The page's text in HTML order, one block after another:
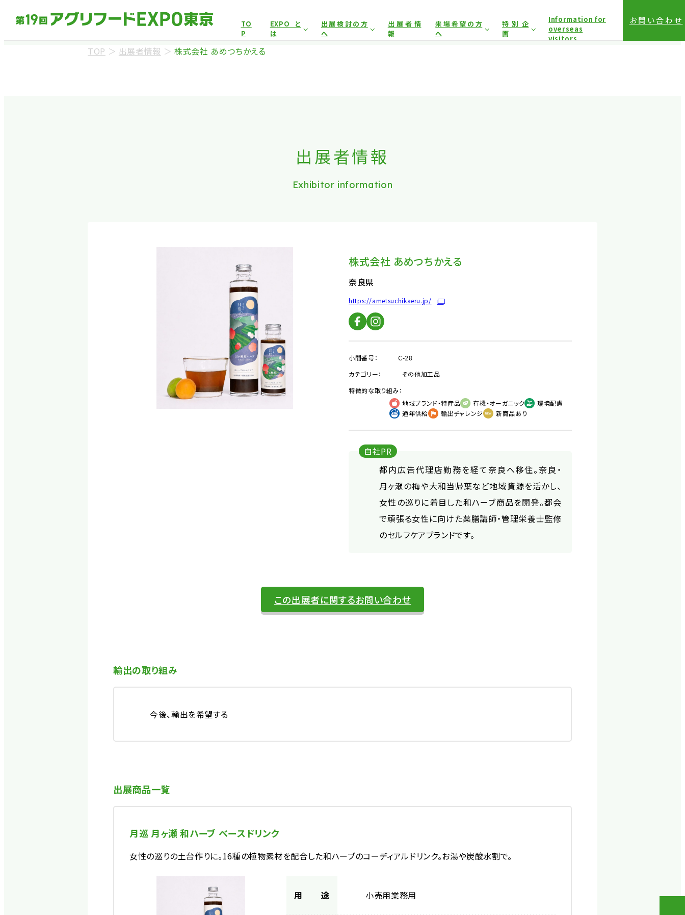
TO
P
EXPOと
は
出展検討の方
へ
出展者情
報
来場希望の方
へ
特別企
画
Information for
overseas
visitors
お問い合わせ
展示会場への入場には来場登録が必要です。
TOP ＞ 出展者情報 ＞ 株式会社 あめつちかえる
出展者情報
Exhibitor information
株式会社 あめつちかえる
奈良県
https://ametsuchikaeru.jp/
小間番号：
C-28
カテゴリー：
その他加工品
特徴的な取り組み：
地域ブランド・特産品
有機・オーガニック
環境配慮
通年供給
輸出チャレンジ 新商品あり
自社PR
都内広告代理店勤務を経て奈良へ移住。奈良・
月ヶ瀬の梅や大和当帰葉など地域資源を活かし、
女性の巡りに着目した和ハーブ商品を開発。都会
で頑張る女性に向けた薬膳講師・管理栄養士監修
のセルフケアブランドです。
この出展者に関するお問い合わせ
輸出の取り組み
今後、輸出を希望する
出展商品一覧
月巡 月ヶ瀬 和ハーブ ベースドリンク
女性の巡りの土台作りに。16種の植物素材を配合した和ハーブのコーディアルドリンク。お湯や炭酸水割で。
用途 小売用業務用